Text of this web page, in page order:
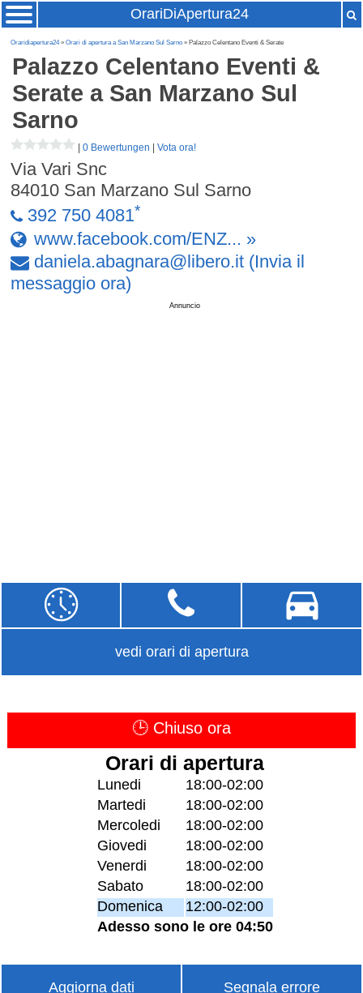
OrariDiApertura24
Oraridiapertura24»Orari di apertura a San Marzano Sul Sarno » Palazzo Celentano Eventi & Serate
Palazzo Celentano Eventi &
Serate a San Marzano Sul
Sarno
|0 Bewertungen |Vota ora!
Via Vari Snc
84010 San Marzano Sul Sarno
392 750 4081*
www.facebook.com/ENZ... »
daniela.abagnara@ libero.it (Invia il
messaggio ora)
Annuncio
vedi orari di apertura
🕒 Chiuso ora
Orari di apertura
Lunedi
18:00-02:00
Martedi
18:00-02:00
Mercoledi
18:00-02:00
Giovedi
18:00-02:00
Venerdi
18:00-02:00
Sabato
18:00-02:00
Domenica
12:00-02:00
Adesso sono le ore 04:50
Aggiorna dati Segnala errore